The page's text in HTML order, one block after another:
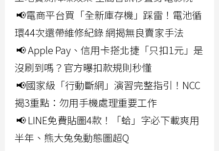
📢電商平台買「全新庫存機」踩雷！電池循
環44次還帶維修紀錄 網揭無良賣家手法
📢 Apple Pay、信用卡搭北捷「只扣1元」是
沒刷到嗎？官方曝扣款規則秒懂
📢國家級「行動斷網」演習完整指引！NCC
揭3重點：勿用手機處理重要工作
📢 LINE免費貼圖4款！「蛤」字必下載爽用
半年、熊大兔兔動態圖超Q